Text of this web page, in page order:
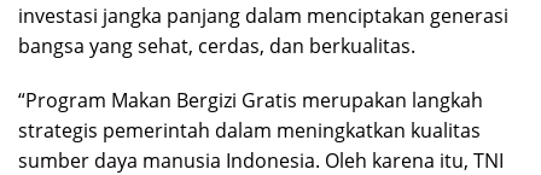
investasi jangka panjang dalam menciptakan generasi
bangsa yang sehat, cerdas, dan berkualitas.
“Program Makan Bergizi Gratis merupakan langkah
strategis pemerintah dalam meningkatkan kualitas
sumber daya manusia Indonesia. Oleh karena itu, TNI